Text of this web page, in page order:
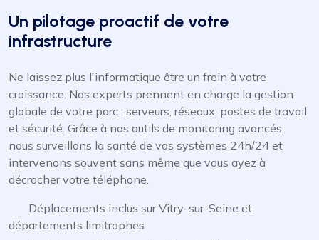
Un pilotage proactif de votre
infrastructure
Ne laissez plus l'informatique être un frein à votre
croissance. Nos experts prennent en charge la gestion
globale de votre parc : serveurs, réseaux, postes de travail
et sécurité. Grâce à nos outils de monitoring avancés,
nous surveillons la santé de vos systèmes 24h/24 et
intervenons souvent sans même que vous ayez à
décrocher votre téléphone.
Déplacements inclus sur Vitry-sur-Seine et
départements limitrophes